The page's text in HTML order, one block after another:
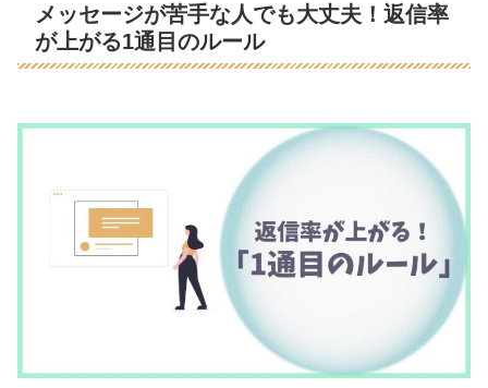
メッセージが苦手な人でも大丈夫！返信率
が上がる1通目のルール